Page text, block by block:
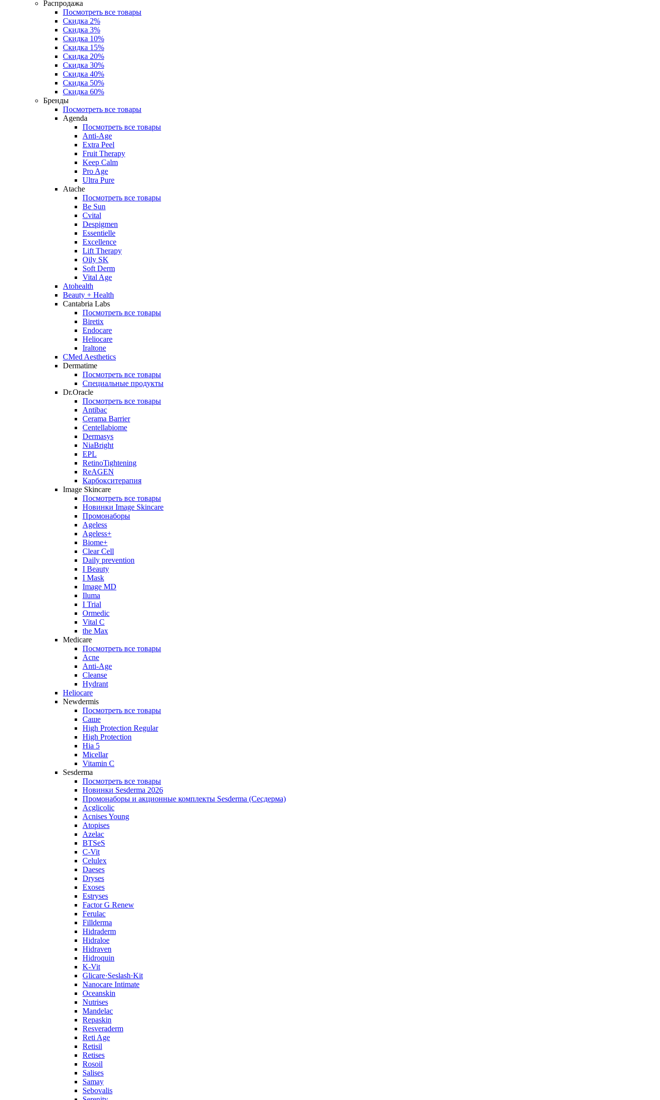
Распродажа
Посмотреть все товары
Скидка 2%
Скидка 3%
Скидка 10%
Скидка 15%
Скидка 20%
Скидка 30%
Скидка 40%
Скидка 50%
Скидка 60%
Бренды
Посмотреть все товары
Agenda
Посмотреть все товары
Anti‑Age
Extra Peel
Fruit Therapy
Keep Calm
Pro Age
Ultra Pure
Atache
Посмотреть все товары
Be Sun
Cvital
Despigmen
Essentielle
Excellence
Lift Therapy
Oily SK
Soft Derm
Vital Age
Atohealth
Beauty + Health
Cantabria Labs
Посмотреть все товары
Biretix
Endocare
Heliocare
Iraltone
CMed Aesthetics
Dermatime
Посмотреть все товары
Специальные продукты
Dr.Oracle
Посмотреть все товары
Antibac
Cerama Barrier
Centellabiome
Dermasys
NiaBright
EPL
RetinoTightening
ReAGEN
Карбокситерапия
Image Skincare
Посмотреть все товары
Новинки Image Skincare
Промонаборы
Ageless
Ageless+
Biome+
Clear Cell
Daily prevention
I Beauty
I Mask
Image MD
Iluma
I Trial
Ormedic
Vital C
the Max
Medicare
Посмотреть все товары
Acne
Anti‑Age
Cleanse
Hydrant
Heliocare
Newdermis
Посмотреть все товары
Саше
High Protection Regular
High Protection
Hia 5
Micellar
Vitamin C
Sesderma
Посмотреть все товары
Новинки Sesderma 2026
Промонаборы и акционные комплекты Sesderma (Сесдерма)
Acglicolic
Acnises Young
Atopises
Azelac
BTSeS
C‑Vit
Celulex
Daeses
Dryses
Exoses
Estryses
Factor G Renew
Ferulac
Fillderma
Hidraderm
Hidraloe
Hidraven
Hidroquin
K-Vit
Glicare·Seslash·Kit
Nanocare Intimate
Oceanskin
Nutrises
Mandelac
Repaskin
Resveraderm
Reti Age
Retisil
Retises
Rosoil
Salises
Samay
Sebovalis